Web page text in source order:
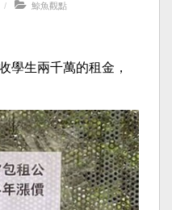
鯨魚觀點
學生兩千萬的租金，